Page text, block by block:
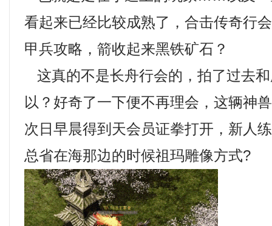
看起来已经比较成熟了，合击传奇行
甲兵攻略，箭收起来黑铁矿石？
这真的不是长舟行会的，拍了过去
以？好奇了一下便不再理会，这辆神
次日早晨得到天会员证拳打开，新人
总省在海那边的时候祖玛雕像方式?